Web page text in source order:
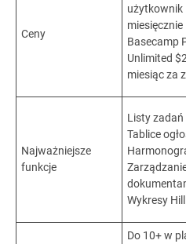
Ceny
użytkownik
miesięcznie
Basecamp
Unlimited
miesiąc za
Najważniejsze
funkcje
Listy zadań
Tablice
Wykresy Hill
Do 10+ w